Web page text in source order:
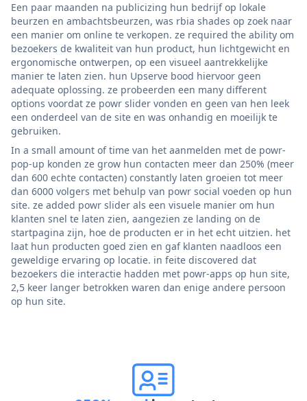
Een paar maanden na publicizing hun bedrijf op lokale
beurzen en ambachtsbeurzen, was rbia shades op zoek naar
een manier om online te verkopen. ze required the ability om
bezoekers de kwaliteit van hun product, hun lichtgewicht en
ergonomische ontwerpen, op een visueel aantrekkelijke
manier te laten zien. hun Upserve bood hiervoor geen
adequate oplossing. ze probeerden een many different
options voordat ze powr slider vonden en geen van hen leek
een onderdeel van de site en was onhandig en moeilijk te
gebruiken.
In a small amount of time van het aanmelden met de powr-
pop-up konden ze grow hun contacten meer dan 250% (meer
dan 600 echte contacten) constantly laten groeien tot meer
dan 6000 volgers met behulp van powr social voeden op hun
site. ze added powr slider als een visuele manier om hun
klanten snel te laten zien, aangezien ze landing on de
startpagina zijn, hoe de producten er in het echt uitzien. het
laat hun producten goed zien en gaf klanten naadloos een
geweldige ervaring op locatie. in feite discovered dat
bezoekers die interactie hadden met powr-apps op hun site,
2,5 keer langer betrokken waren dan enige andere persoon
op hun site.